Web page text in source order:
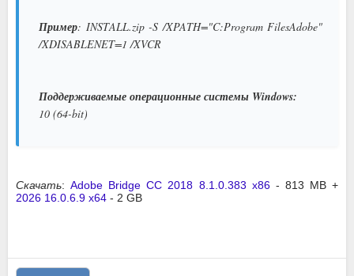
Пример: INSTALL.zip -S /XPATH="C:Program FilesAdobe"
/XDISABLENET=1 /XVCR
Поддерживаемые операционные системы Windows:
10 (64-bit)
Скачать:Adobe Bridge CC 2018 8.1.0.383 x86- 813 MB +
2026 16.0.6.9 x64 - 2 GB